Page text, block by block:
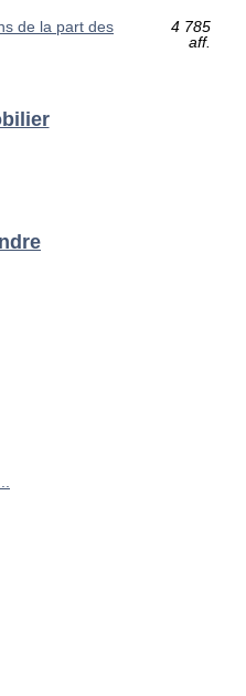
de la part des
4 785
aff.